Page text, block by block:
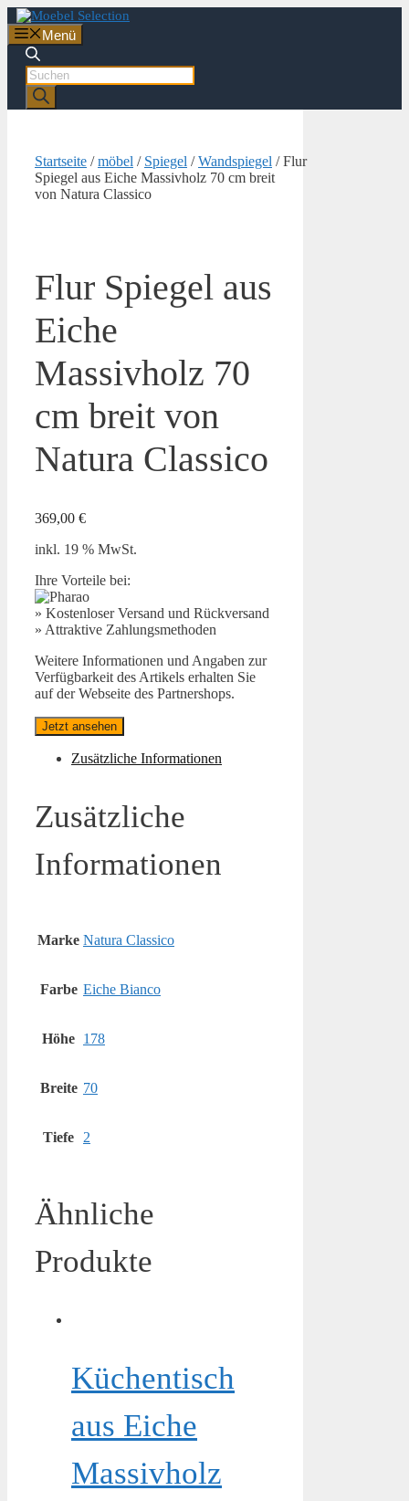
Zum
Inhalt
springen
Menü
Products
search
Startseite /möbel / Spiegel /Wandspiegel / Flur
Spiegel aus Eiche Massivholz 70 cm breit
von Natura Classico
Flur Spiegel aus
Eiche
Massivholz 70
cm breit von
Natura Classico
369,00 €
inkl. 19 % MwSt.
Ihre Vorteile bei:
» Kostenloser Versand und Rückversand
» Attraktive Zahlungsmethoden
Weitere Informationen und Angaben zur
Verfügbarkeit des Artikels erhalten Sie
auf der Webseite des Partnershops.
Jetzt ansehen
Zusätzliche Informationen
Zusätzliche
Informationen
Marke Natura Classico
Farbe Eiche Bianco
Höhe 178
Breite 70
Tiefe 2
Ähnliche
Produkte
Küchentisch
aus Eiche
Massivholz